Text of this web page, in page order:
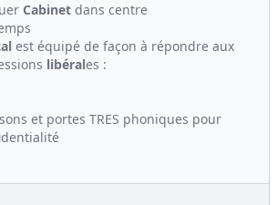
Cabinet dans centre
est équipé de façon à répondre aux
libérales :
et portes TRES phoniques pour